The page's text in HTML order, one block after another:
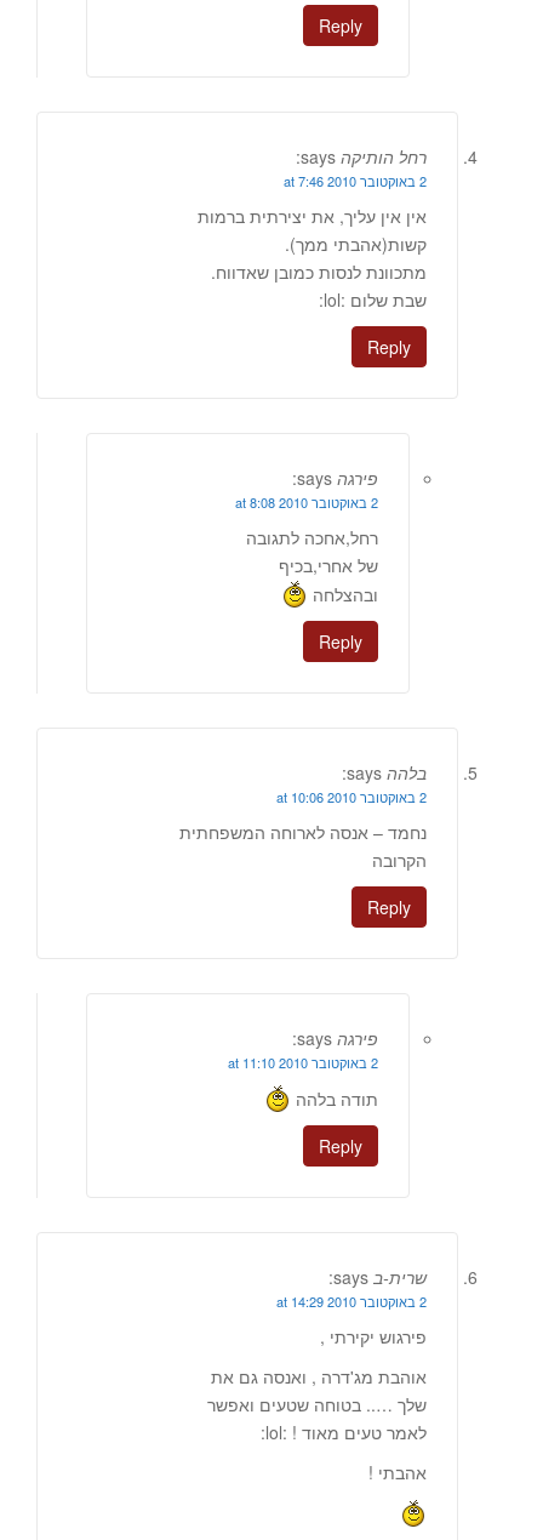
Reply
רחל הותיקה says:
2 באוקטובר 2010 at 7:46
אין אין עליך, את יצירתית ברמות
קשות(אהבתי ממך).
מתכוונת לנסות כמובן שאדווח.
שבת שלום :lol:
Reply
פירגה says:
2 באוקטובר 2010 at 8:08
רחל,אחכה לתגובה
של אחרי,בכיף
ובהצלחה
Reply
בלהה says:
2 באוקטובר 2010 at 10:06
נחמד – אנסה לארוחה המשפחתית
הקרובה
Reply
פירגה says:
2 באוקטובר 2010 at 11:10
תודה בלהה
Reply
שרית-ב says:
2 באוקטובר 2010 at 14:29
פירגוש יקירתי ,
אוהבת מג'דרה , ואנסה גם את
שלך ….. בטוחה שטעים ואפשר
לאמר טעים מאוד ! :lol:
אהבתי !